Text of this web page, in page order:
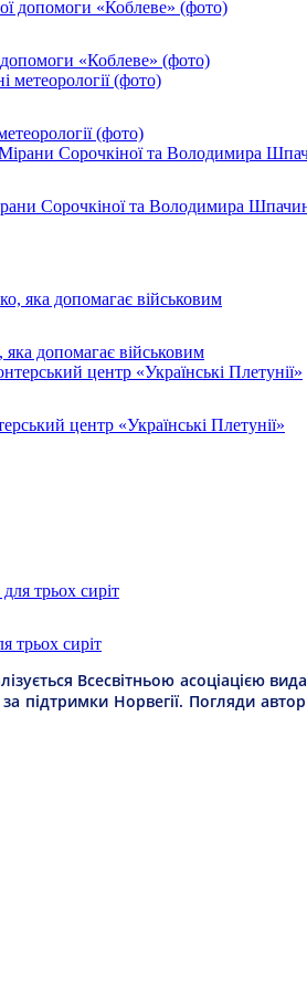
«Коблеве» (фото)
(фото)
Сорочкіної та Володимира
допомагає військовим
центр «Українські Плетунії»
трьох сиріт
Всесвітньою асоціацією
підтримки Норвегії. Погляди